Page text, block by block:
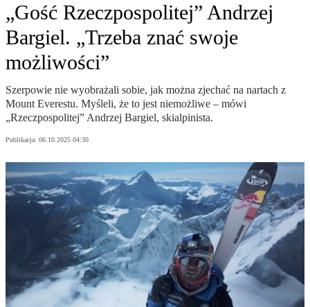
„Gość Rzeczpospolitej” Andrzej
Bargiel. „Trzeba znać swoje
możliwości”
Szerpowie nie wyobrażali sobie, jak można zjechać na nartach z
Mount Everestu. Myśleli, że to jest niemożliwe – mówi
„Rzeczpospolitej” Andrzej Bargiel, skialpinista.
Publikacja: 06.10.2025 04:30